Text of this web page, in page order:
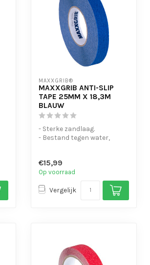
MAXXGRIB®
MAXXGRIB ANTI-SLIP
TAPE 25MM X 18,3M
BLAUW
- Sterke zandlaag.
- Bestand tegen water,
€15,99
Op voorraad
Vergelijk